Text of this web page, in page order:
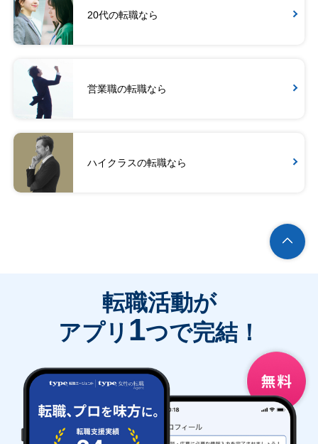
20代の転職なら
営業職の転職なら
ハイクラスの転職なら
転職活動が
アプリ 1つで完結！